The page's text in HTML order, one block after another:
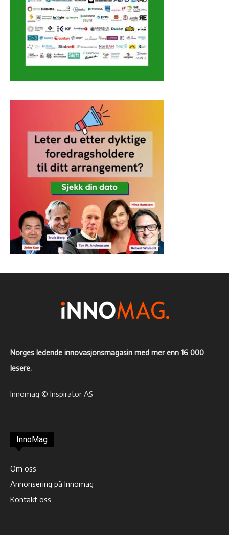
Norges ledende innovasjonsmagasin med mer enn 16 000
lesere.
Innomag © Inspirator AS
InnoMag
Om oss
Annonsering på Innomag
Kontakt oss